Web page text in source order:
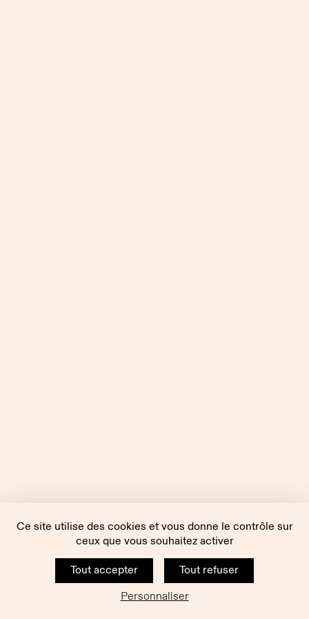
Ce site utilise des cookies et vous donne le contrôle sur
ceux que vous souhaitez activer
Tout accepter
Tout refuser
Personnaliser